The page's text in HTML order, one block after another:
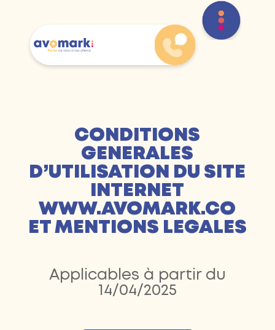
CONDITIONS
GENERALES
D’UTILISATION DU SITE
INTERNET
WWW.AVOMARK.CO
ET MENTIONS LEGALES
Applicables à partir du
14/04/2025